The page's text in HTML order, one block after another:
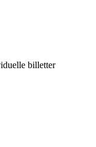
billetter